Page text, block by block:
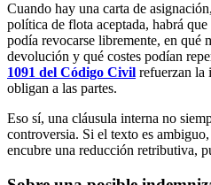
Cuando hay una carta de
política de flota aceptada, habrá
podía revocarse libremente, en qué
devolución y qué costes podían
1091 del Código Civil refuerzan la
obligan a las partes.
Eso sí, una cláusula interna no
controversia. Si el texto es
encubre una reducción retributiva,